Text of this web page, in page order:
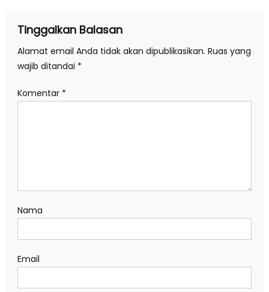
Tinggalkan Balasan
Alamat email Anda tidak akan dipublikasikan. Ruas yang
wajib ditandai *
Komentar *
Nama
Email